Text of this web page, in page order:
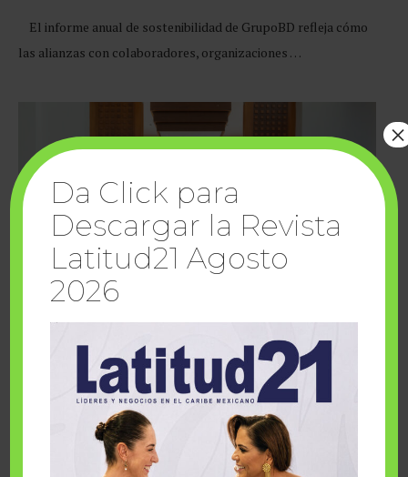
El informe anual de sostenibilidad de GrupoBD refleja cómo
las alianzas con colaboradores, organizaciones …
Cuando la solidaridad inspira; cumplen
sueños Fairmont Mayakoba y Make-A-Wish
Da Click para
Descargar la Revista
Latitud21 Agosto
2026
×